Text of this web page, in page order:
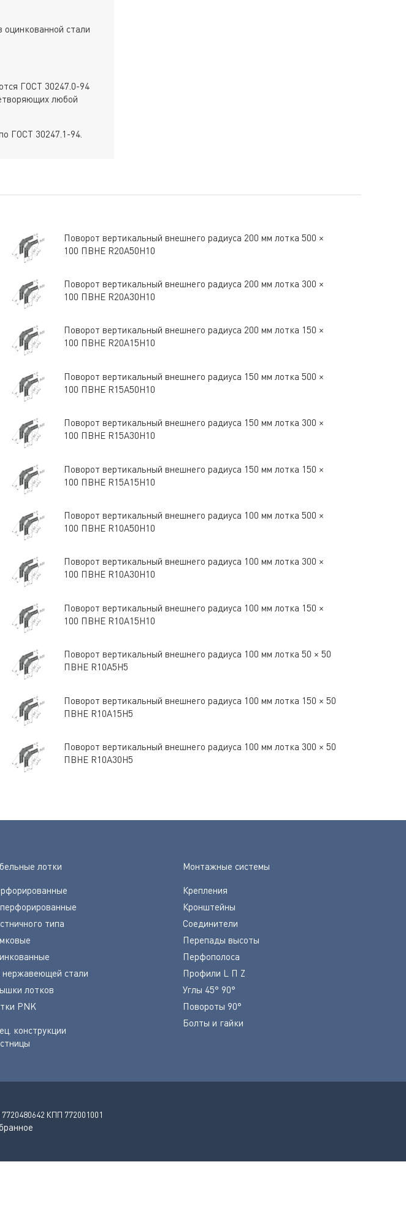
оцинкованной стали
ГОСТ 30247.0-94
любой
ГОСТ 30247.1-94.
Поворот вертикальный внешнего радиуса 200 мм лотка 500 ×
100 ПВНЕ R20A50H10
Поворот вертикальный внешнего радиуса 200 мм лотка 300 ×
100 ПВНЕ R20A30H10
Поворот вертикальный внешнего радиуса 200 мм лотка 150 ×
100 ПВНЕ R20A15H10
Поворот вертикальный внешнего радиуса 150 мм лотка 500 ×
100 ПВНЕ R15A50H10
Поворот вертикальный внешнего радиуса 150 мм лотка 300 ×
100 ПВНЕ R15A30H10
Поворот вертикальный внешнего радиуса 150 мм лотка 150 ×
100 ПВНЕ R15A15H10
Поворот вертикальный внешнего радиуса 100 мм лотка 500 ×
100 ПВНЕ R10A50H10
Поворот вертикальный внешнего радиуса 100 мм лотка 300 ×
100 ПВНЕ R10A30H10
Поворот вертикальный внешнего радиуса 100 мм лотка 150 ×
100 ПВНЕ R10A15H10
Поворот вертикальный внешнего радиуса 100 мм лотка 50 × 50
ПВНЕ R10A5H5
Поворот вертикальный внешнего радиуса 100 мм лотка 150 × 50
ПВНЕ R10A15H5
Поворот вертикальный внешнего радиуса 100 мм лотка 300 × 50
ПВНЕ R10A30H5
лотки
типа
нержавеющей стали
лотков
PNK
конструкции
Монтажные системы
Крепления
Кронштейны
Соединители
Перепады высоты
Перфополоса
Профили L П Z
Углы 45° 90°
Повороты 90°
Болты и гайки
КПП 772001001